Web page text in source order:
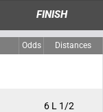
FINISH
Odds Distances
6 L 1/2